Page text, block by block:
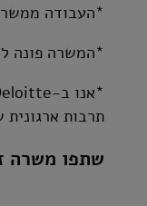
*העבודה
*המשרה פונה
תרבות ארגונית
שתפו משרה